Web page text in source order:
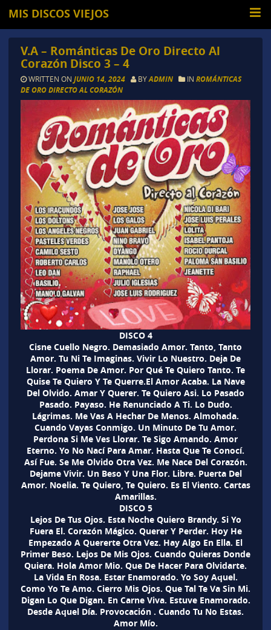
MIS DISCOS VIEJOS
V.A – Románticas De Oro Directo Al
Corazón Disco 3 – 4
WRITTEN ON JUNIO 14, 2024 BYADMIN IN ROMÁNTICAS
DE ORO DIRECTO AL CORAZÓN
DISCO 4
Cisne Cuello Negro. Demasiado Amor. Tanto, Tanto
Amor. Tu Ni Te Imaginas. Vivir Lo Nuestro. Deja De
Llorar. Poema De Amor. Por Qué Te Quiero Tanto. Te
Quise Te Quiero Y Te Querre.El Amor Acaba. La Nave
Del Olvido. Amar Y Querer. Te Quiero Asi. Lo Pasado
Pasado. Payaso. He Renunciado A Ti. Lo Dudo.
Lágrimas. Me Vas A Hechar De Menos. Almohada.
Cuando Vayas Conmigo. Un Minuto De Tu Amor.
Perdona Si Me Ves Llorar. Te Sigo Amando. Amor
Eterno. Yo No Nací Para Amar. Hasta Que Te Conocí.
Así Fue. Se Me Olvido Otra Vez. Me Nace Del Corazón.
Dejame Vivir. Un Beso Y Una Flor. Libre. Puerta Del
Amor. Noelia. Te Quiero, Te Quiero. Es El Viento. Cartas
Amarillas.
DISCO 5
Lejos De Tus Ojos. Esta Noche Quiero Brandy. Si Yo
Fuera El. Corazón Mágico. Querer Y Perder. Hoy He
Empezado A Quererte Otra Vez. Hay Algo En Ella. El
Primer Beso. Lejos De Mis Ojos. Cuando Quieras Donde
Quiera. Hola Amor Mio. Que De Hacer Para Olvidarte.
La Vida En Rosa. Estar Enamorado. Yo Soy Aquel.
Como Yo Te Amo. Cierro Mis Ojos. Que Tal Te Va Sin Mi.
Digan Lo Que Digan. En Carne Viva. Estuve Enamorado.
Desde Aquel Día. Provocación . Cuando Tu No Estas.
Amor Mío.